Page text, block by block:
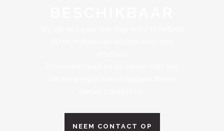
NEEM CONTACT OP